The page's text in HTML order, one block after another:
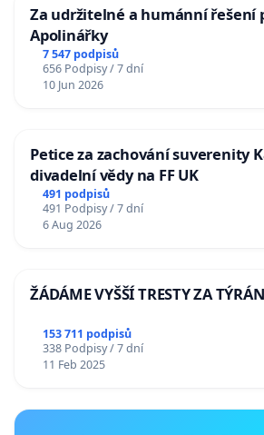
Za udržitelné a humánní řešení
Apolinářky
7 547 podpisů
656 Podpisy / 7 dní
10 Jun 2026
Petice za zachování suverenity
divadelní vědy na FF UK
491 podpisů
491 Podpisy / 7 dní
6 Aug 2026
ŽÁDÁME VYŠŠÍ TRESTY ZA
153 711 podpisů
338 Podpisy / 7 dní
11 Feb 2025